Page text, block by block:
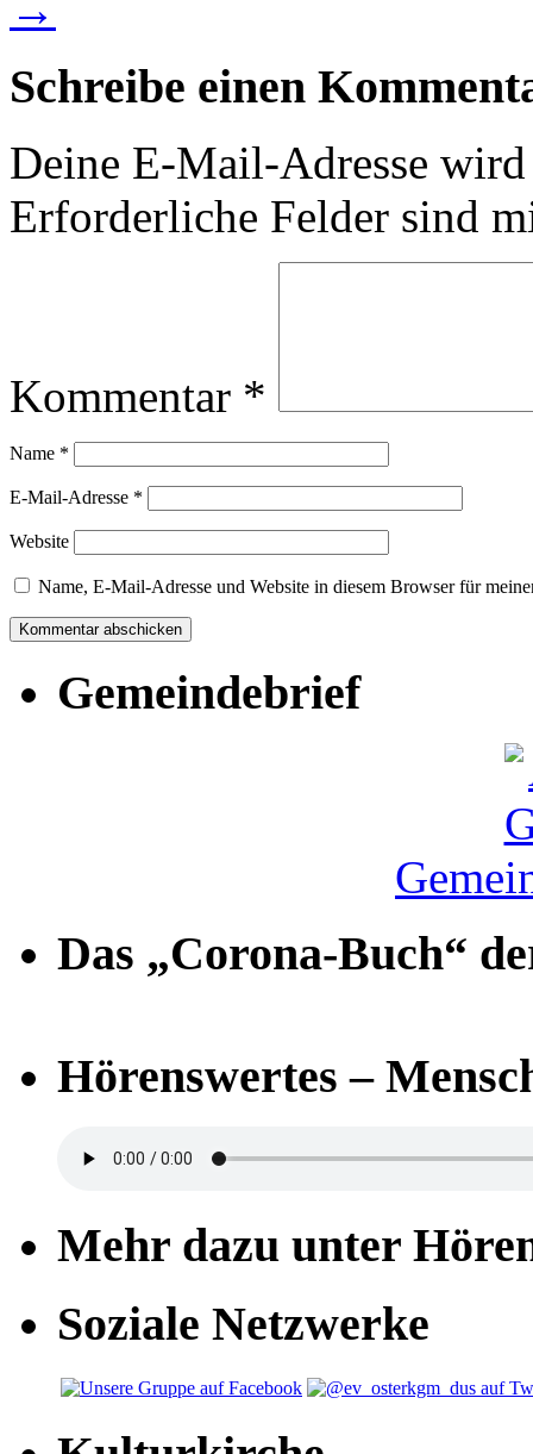
Schreibe einen
Deine E-Mail-Adresse
Erforderliche Felder sind
Kommentar *
Name *
E-Mail-Adresse *
Website
Name, E-Mail-Adresse und Website in diesem Browser für
Gemeindebrief
Das „Corona-Buch“
Hörenswertes –
Mehr dazu unter
Soziale Netzwerke